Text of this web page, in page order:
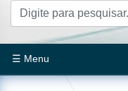
☰ Menu